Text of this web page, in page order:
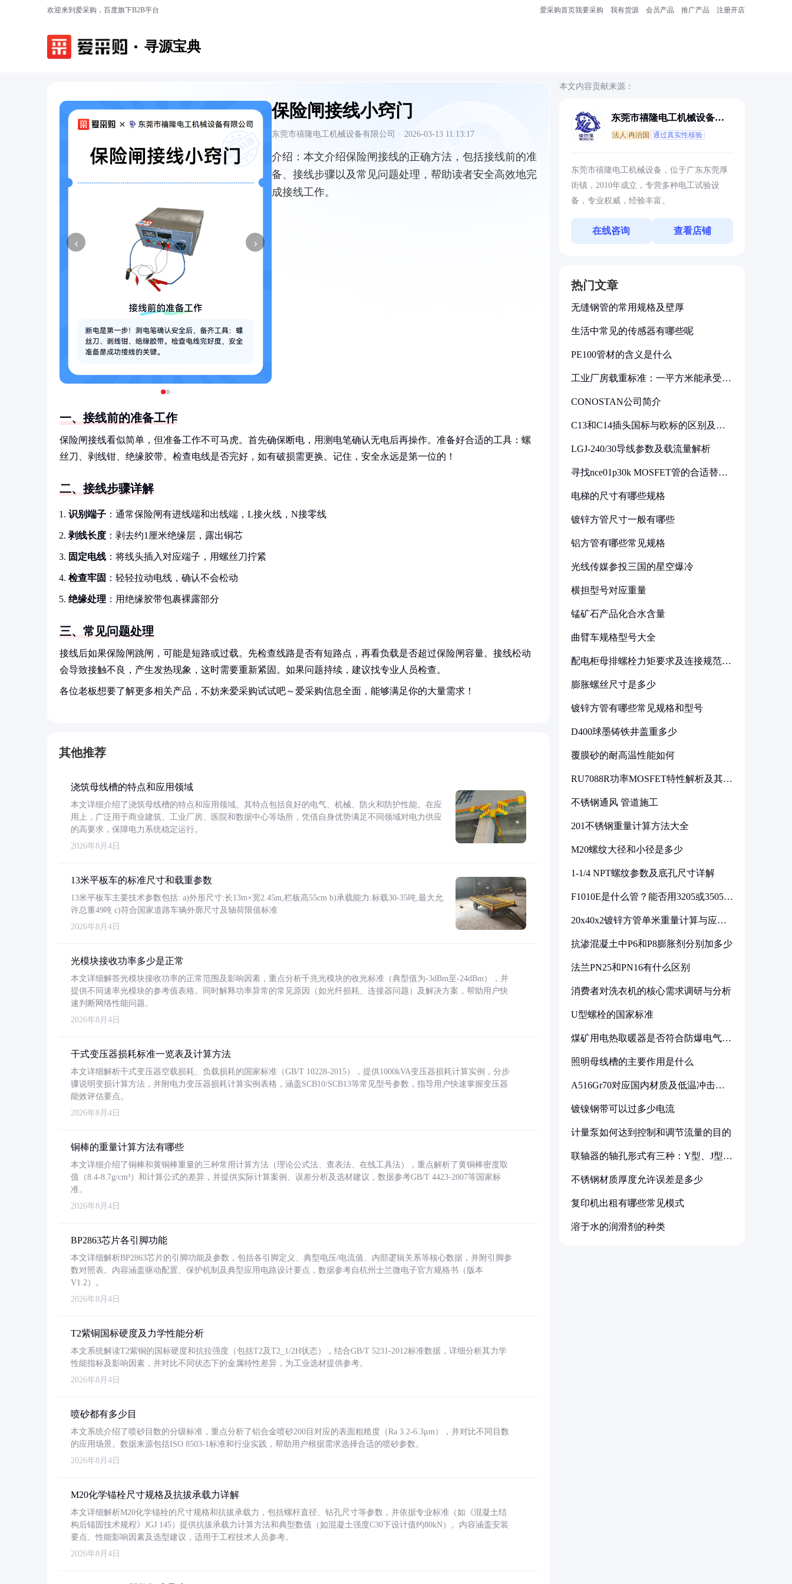
欢迎来到爱采购，百度旗下B2B平台 爱采购首页我要采购 我有货源 会员产品 推广产品 注册开店
寻源宝典
‹ ›
保险闸接线小窍门
东莞市禧隆电工机械设备有限公司 · 2026-03-13 11:13:17
介绍： 本文介绍保险闸接线的正确方法，包括接线前的准
备、接线步骤以及常见问题处理，帮助读者安全高效地完
成接线工作。
一、接线前的准备工作
保险闸接线看似简单，但准备工作不可马虎。首先确保断电，用测电笔确认无电后再操作。准备好合适的工具：螺
丝刀、剥线钳、绝缘胶带。检查电线是否完好，如有破损需更换。记住，安全永远是第一位的！
二、接线步骤详解
识别端子 ：通常保险闸有进线端和出线端，L接火线，N接零线
剥线长度 ：剥去约1厘米绝缘层，露出铜芯
固定电线 ：将线头插入对应端子，用螺丝刀拧紧
检查牢固 ：轻轻拉动电线，确认不会松动
绝缘处理 ：用绝缘胶带包裹裸露部分
三、常见问题处理
接线后如果保险闸跳闸，可能是短路或过载。先检查线路是否有短路点，再看负载是否超过保险闸容量。接线松动
会导致接触不良，产生发热现象，这时需要重新紧固。如果问题持续，建议找专业人员检查。
各位老板想要了解更多相关产品，不妨来爱采购试试吧～爱采购信息全面，能够满足你的大量需求！
其他推荐
浇筑母线槽的特点和应用领域
本文详细介绍了浇筑母线槽的特点和应用领域。其特点包括良好的电气、机械、防火和防护性能。在应
用上，广泛用于商业建筑、工业厂房、医院和数据中心等场所，凭借自身优势满足不同领域对电力供应
的高要求，保障电力系统稳定运行。
2026年8月4日
13米平板车的标准尺寸和载重参数
13米平板车主要技术参数包括: a)外形尺寸:长13m×宽2.45m,栏板高55cm b)承载能力:标载30-35吨,最大允
许总重49吨 c)符合国家道路车辆外廓尺寸及轴荷限值标准
2026年8月4日
光模块接收功率多少是正常
本文详细解答光模块接收功率的正常范围及影响因素，重点分析千兆光模块的收光标准（典型值为-3dBm至-24dBm），并
提供不同速率光模块的参考值表格。同时解释功率异常的常见原因（如光纤损耗、连接器问题）及解决方案，帮助用户快
速判断网络性能问题。
2026年8月4日
干式变压器损耗标准一览表及计算方法
本文详细解析干式变压器空载损耗、负载损耗的国家标准（GB/T 10228-2015），提供1000kVA变压器损耗计算实例，分步
骤说明变损计算方法，并附电力变压器损耗计算实例表格，涵盖SCB10/SCB13等常见型号参数，指导用户快速掌握变压器
能效评估要点。
2026年8月4日
铜棒的重量计算方法有哪些
本文详细介绍了铜棒和黄铜棒重量的三种常用计算方法（理论公式法、查表法、在线工具法），重点解析了黄铜棒密度取
值（8.4-8.7g/cm³）和计算公式的差异，并提供实际计算案例、误差分析及选材建议，数据参考GB/T 4423-2007等国家标
准。
2026年8月4日
BP2863芯片各引脚功能
本文详细解析BP2863芯片的引脚功能及参数，包括各引脚定义、典型电压/电流值、内部逻辑关系等核心数据，并附引脚参
数对照表。内容涵盖驱动配置、保护机制及典型应用电路设计要点，数据参考自杭州士兰微电子官方规格书（版本
V1.2）。
2026年8月4日
T2紫铜国标硬度及力学性能分析
本文系统解读T2紫铜的国标硬度和抗拉强度（包括T2及T2_1/2H状态），结合GB/T 5231-2012标准数据，详细分析其力学
性能指标及影响因素，并对比不同状态下的金属特性差异，为工业选材提供参考。
2026年8月4日
喷砂都有多少目
本文系统介绍了喷砂目数的分级标准，重点分析了铝合金喷砂200目对应的表面粗糙度（Ra 3.2-6.3μm），并对比不同目数
的应用场景。数据来源包括ISO 8503-1标准和行业实践，帮助用户根据需求选择合适的喷砂参数。
2026年8月4日
M20化学锚栓尺寸规格及抗拔承载力详解
本文详细解析M20化学锚栓的尺寸规格和抗拔承载力，包括螺杆直径、钻孔尺寸等参数，并依据专业标准（如《混凝土结
构后锚固技术规程》JGJ 145）提供抗拔承载力计算方法和典型数值（如混凝土强度C30下设计值约80kN）。内容涵盖安装
要点、性能影响因素及选型建议，适用于工程技术人员参考。
2026年8月4日
本文内容贡献来源：
东莞市禧隆电工机械设备有
法人:冉治国 通过真实性核验
东莞市禧隆电工机械设备，位于广东东莞厚
街镇，2010年成立，专营多种电工试验设
备，专业权威，经验丰富。
在线咨询 查看店铺
热门文章
无缝钢管的常用规格及壁厚
生活中常见的传感器有哪些呢
PE100管材的含义是什么
工业厂房载重标准：一平方米能承受多
CONOSTAN公司简介
C13和C14插头国标与欧标的区别及其
LGJ-240/30导线参数及载流量解析
寻找nce01p30k MOSFET管的合适替代
电梯的尺寸有哪些规格
镀锌方管尺寸一般有哪些
铝方管有哪些常见规格
光线传媒参投三国的星空爆冷
横担型号对应重量
锰矿石产品化合水含量
曲臂车规格型号大全
配电柜母排螺栓力矩要求及连接规范详
膨胀螺丝尺寸是多少
镀锌方管有哪些常见规格和型号
D400球墨铸铁井盖重多少
覆膜砂的耐高温性能如何
RU7088R功率MOSFET特性解析及其在
不锈钢通风 管道施工
201不锈钢重量计算方法大全
M20螺纹大径和小径是多少
1-1/4 NPT螺纹参数及底孔尺寸详解
F1010E是什么管？能否用3205或3505代
20x40x2镀锌方管单米重量计算与应用
抗渗混凝土中P6和P8膨胀剂分别加多少
法兰PN25和PN16有什么区别
消费者对洗衣机的核心需求调研与分析
U型螺栓的国家标准
煤矿用电热取暖器是否符合防爆电气设
照明母线槽的主要作用是什么
A516Gr70对应国内材质及低温冲击要
镀镍钢带可以过多少电流
计量泵如何达到控制和调节流量的目的
联轴器的轴孔形式有三种：Y型、J型、
不锈钢材质厚度允许误差是多少
复印机出租有哪些常见模式
溶于水的润滑剂的种类